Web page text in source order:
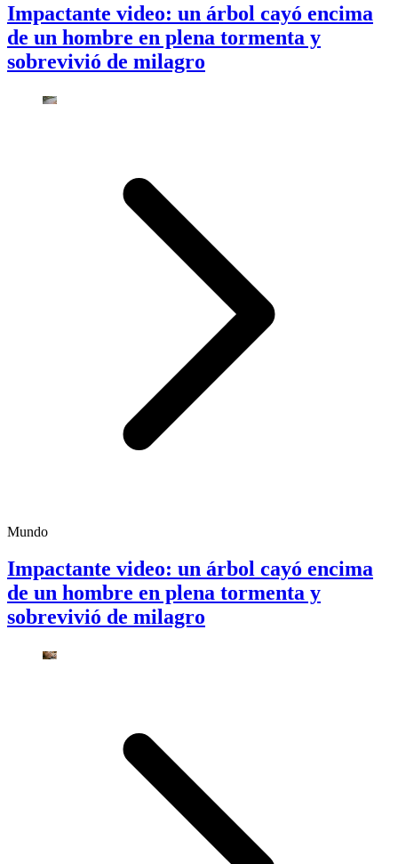
Impactante video: un árbol cayó encima
de un hombre en plena tormenta y
sobrevivió de milagro
Mundo
Impactante video: un árbol cayó encima
de un hombre en plena tormenta y
sobrevivió de milagro